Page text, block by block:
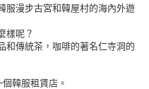
服漫步古宮和韓屋村的海內外遊
樣呢？
和傳統茶，咖啡的著名仁寺洞的
韓服租賃店。